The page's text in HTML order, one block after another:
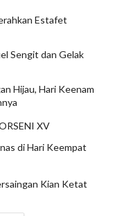
Estafet
Sengit dan Gelak
Hijau, Hari Keenam
XV
di Hari Keempat
Kian Ketat